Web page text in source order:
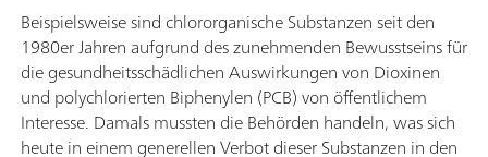
Beispielsweise sind chlororganische Substanzen seit den
1980er Jahren aufgrund des zunehmenden Bewusstseins für
die gesundheitsschädlichen Auswirkungen von Dioxinen
und polychlorierten Biphenylen (PCB) von öffentlichem
Interesse. Damals mussten die Behörden handeln, was sich
heute in einem generellen Verbot dieser Substanzen in den